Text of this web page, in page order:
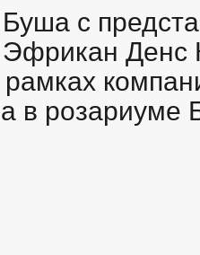
с
Денс
в розариуме